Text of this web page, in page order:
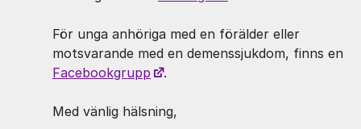
För unga anhöriga med en förälder eller
motsvarande med en demenssjukdom, finns en
Facebookgrupp
.
Med vänlig hälsning,